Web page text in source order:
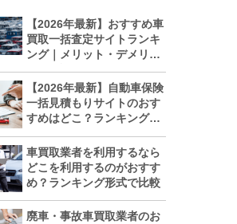
【2026年最新】おすすめ車
買取一括査定サイトランキ
ング｜メリット・デメリッ
トも解説
【2026年最新】自動車保険
一括見積もりサイトのおす
すめはどこ？ランキングで
車買取業者を利用するなら
どこを利用するのがおすす
め？ランキング形式で比較
廃車・事故車買取業者のお